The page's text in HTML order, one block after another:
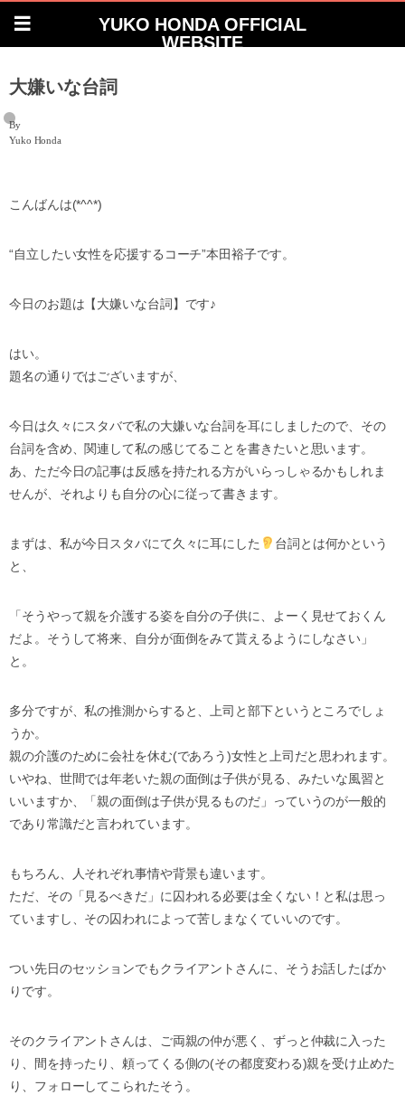
YUKO HONDA OFFICIAL
WEBSITE
大嫌いな台詞
By
Yuko Honda
こんばんは(*^^*)
“自立したい女性を応援するコーチ”本田裕子です。
今日のお題は【大嫌いな台詞】です♪
はい。
題名の通りではございますが、
今日は久々にスタバで私の大嫌いな台詞を耳にしましたので、その
台詞を含め、関連して私の感じてることを書きたいと思います。
あ、ただ今日の記事は反感を持たれる方がいらっしゃるかもしれま
せんが、それよりも自分の心に従って書きます。
まずは、私が今日スタバにて久々に耳にした
台詞とは何かという
と、
「そうやって親を介護する姿を自分の子供に、よーく見せておくん
だよ。そうして将来、自分が面倒をみて貰えるようにしなさい」
と。
多分ですが、私の推測からすると、上司と部下というところでしょ
うか。
親の介護のために会社を休む(であろう)女性と上司だと思われます。
いやね、世間では年老いた親の面倒は子供が見る、みたいな風習と
いいますか、「親の面倒は子供が見るものだ」っていうのが一般的
であり常識だと言われています。
もちろん、人それぞれ事情や背景も違います。
ただ、その「見るべきだ」に囚われる必要は全くない！と私は思っ
ていますし、その囚われによって苦しまなくていいのです。
つい先日のセッションでもクライアントさんに、そうお話したばか
りです。
そのクライアントさんは、ご両親の仲が悪く、ずっと仲裁に入った
り、間を持ったり、頼ってくる側の(その都度変わる)親を受け止めた
り、フォローしてこられたそう。